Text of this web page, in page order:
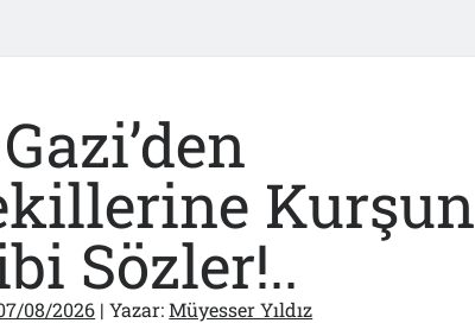
Gazi’den
Kurşun
Sözler!..
08/2026 | Yazar:Müyesser Yıldız